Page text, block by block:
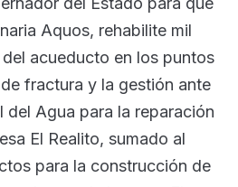
Aquos, rehabilite mil
acueducto en los puntos
fractura y la gestión ante
del Agua para la reparación
El Realito, sumado al
para la construcción de